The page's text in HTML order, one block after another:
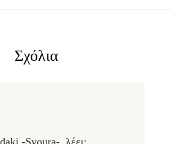
Σχόλια